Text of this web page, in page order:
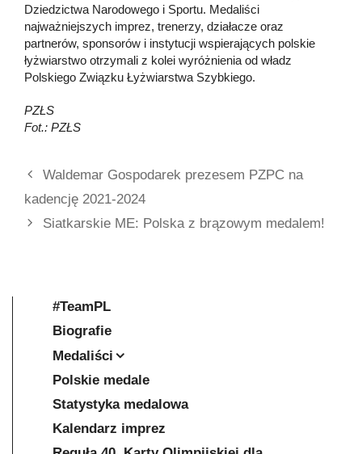
Dziedzictwa Narodowego i Sportu. Medaliści
najważniejszych imprez, trenerzy, działacze oraz
partnerów, sponsorów i instytucji wspierających polskie
łyżwiarstwo otrzymali z kolei wyróżnienia od władz
Polskiego Związku Łyżwiarstwa Szybkiego.
PZŁS
Fot.: PZŁS
Waldemar Gospodarek prezesem PZPC na
kadencję 2021-2024
Siatkarskie ME: Polska z brązowym medalem!
#TeamPL
Biografie
Medaliści
Polskie medale
Statystyka medalowa
Kalendarz imprez